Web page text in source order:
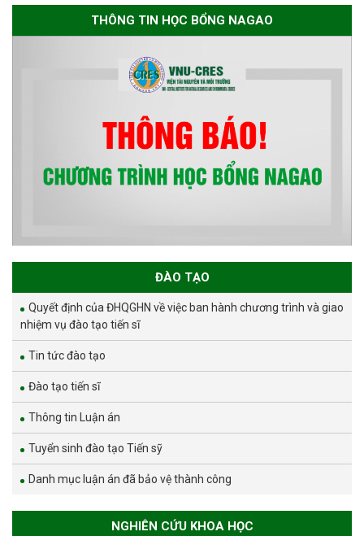
THÔNG TIN HỌC BỔNG NAGAO
ĐÀO TẠO
Quyết định của ĐHQGHN về việc ban hành chương trình và giao
nhiệm vụ đào tạo tiến sĩ
Tin tức đào tạo
Đào tạo tiến sĩ
Thông tin Luận án
Tuyển sinh đào tạo Tiến sỹ
Danh mục luận án đã bảo vệ thành công
NGHIÊN CỨU KHOA HỌC